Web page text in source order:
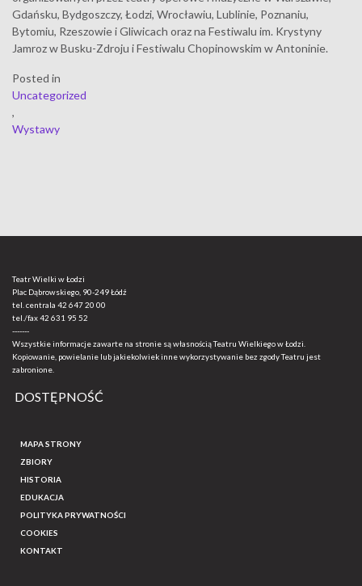
Gdańsku, Bydgoszczy, Łodzi, Wrocławiu, Lublinie, Poznaniu,
Bytomiu, Rzeszowie i Gliwicach oraz na Festiwalu im. Krystyny
Jamroz w Busku-Zdroju i Festiwalu Chopinowskim w Antoninie.
Posted in
Uncategorized
,
Wystawy
Teatr Wielki w Łodzi
Plac Dąbrowskiego, 90-249 Łódź
tel. centrala 42 647 20 00
tel./fax42 631 95 52
-------
Wszystkie informacje zawarte na stronie są własnością Teatru Wielkiego w Łodzi.
Kopiowanie, powielanie lub jakiekolwiek inne wykorzystywanie bez zgody Teatru jest
zabronione.
DOSTĘPNOŚĆ
MAPA STRONY
ZBIORY
HISTORIA
EDUKACJA
POLITYKA PRYWATNOŚCI
COOKIES
KONTAKT